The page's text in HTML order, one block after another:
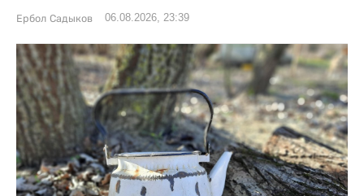
Ербол Садыков 06.08.2026, 23:39